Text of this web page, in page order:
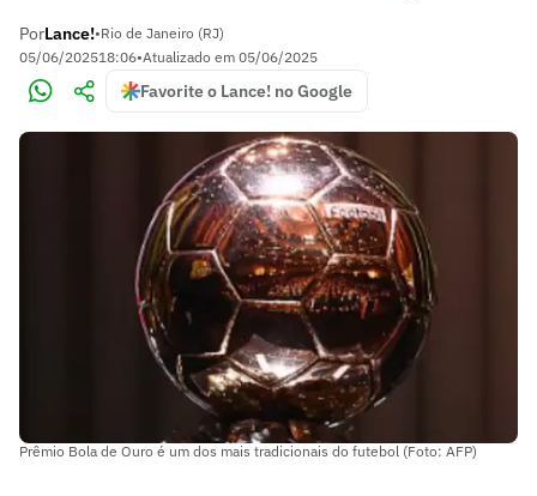
PorLance!•Rio de Janeiro (RJ)
05/06/202518:06•Atualizado em 05/06/2025
Favorite o Lance! no Google
Prêmio Bola de Ouro é um dos mais tradicionais do futebol (Foto: AFP)